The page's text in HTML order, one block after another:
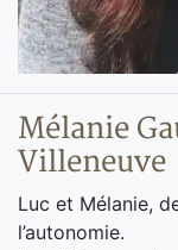
Mélanie
Villeneuve
Luc et Mélanie,
l’autonomie.